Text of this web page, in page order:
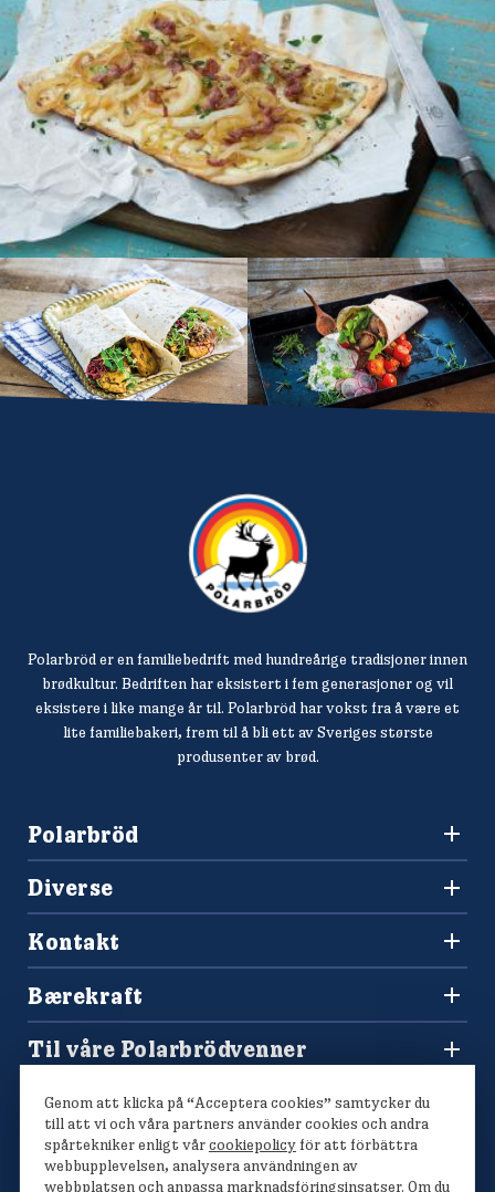
Polarbröd er en familiebedrift med hundreårige tradisjoner innen
brødkultur. Bedriften har eksistert i fem generasjoner og vil
eksistere i like mange år til. Polarbröd har vokst fra å være et
lite familiebakeri, frem til å bli ett av Sveriges største
produsenter av brød.
Polarbröd
+47 477 00 266
salg@finkrogh.no
Diverse
Våre brød
Kontakt
Spørsmål og svar
Bærekraft
Polarmetoden
Til våre Polarbrödvenner
Konkurranser
Genom att klicka på “Acceptera cookies” samtycker du
till att vi och våra partners använder cookies och andra
spårtekniker enligt vårcookiepolicyför att förbättra
webbupplevelsen, analysera användningen av
webbplatsen och anpassa marknadsföringsinsatser. Om du